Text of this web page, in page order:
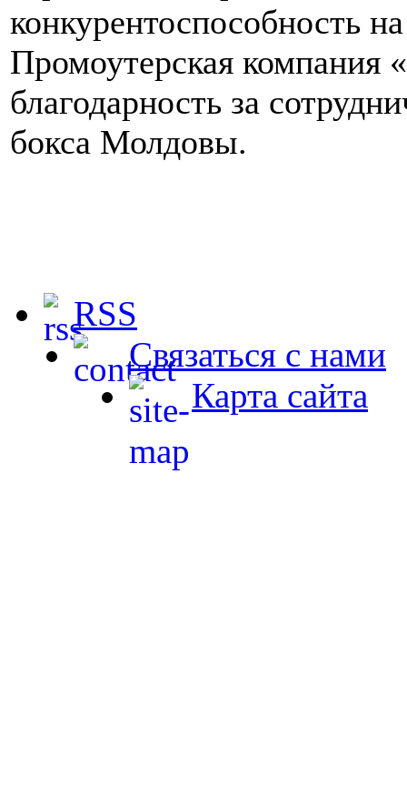
конкурентоспособность
Промоутерская компания
благодарность за
бокса Молдовы.
RSS
Связаться с нами
Карта сайта